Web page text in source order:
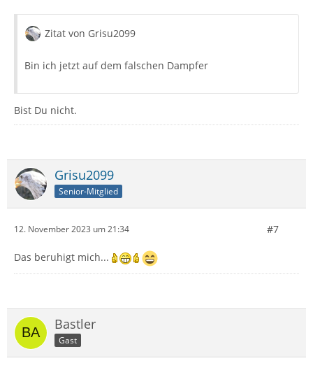
Zitat von Grisu2099
Bin ich jetzt auf dem falschen Dampfer
Bist Du nicht.
Grisu2099
Senior-Mitglied
12. November 2023 um 21:34 #7
Das beruhigt mich...
Bastler
Gast